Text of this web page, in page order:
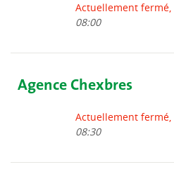
Actuellement fermé,
08:00
Agence Chexbres
Actuellement fermé,
08:30